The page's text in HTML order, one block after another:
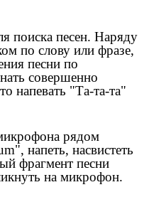
поиска песен. Наряду
по слову или фразе,
песни по
совершенно
напевать "Та-та-та"
рядом
напеть, насвистеть
фрагмент песни
на микрофон.